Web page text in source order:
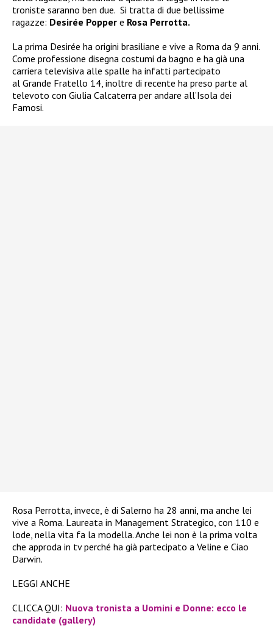
troniste saranno ben due. Si tratta di due bellissime
ragazze: Desirée Popper e Rosa Perrotta.
La prima Desirée ha origini brasiliane e vive a Roma da 9 anni.
Come professione disegna costumi da bagno e ha già una
carriera televisiva alle spalle ha infatti partecipato
al Grande Fratello 14, inoltre di recente ha preso parte al
televoto con Giulia Calcaterra per andare all’Isola dei
Famosi.
Rosa Perrotta, invece, è di Salerno ha 28 anni, ma anche lei
vive a Roma. Laureata in Management Strategico, con 110 e
lode, nella vita fa la modella. Anche lei non è la prima volta
che approda in tv perché ha già partecipato a Veline e Ciao
Darwin.
LEGGI ANCHE
CLICCA QUI: Nuova tronista a Uomini e Donne: ecco le
candidate (gallery)